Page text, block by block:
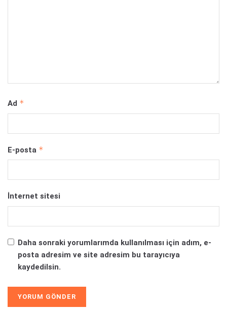
Ad *
E-posta *
İnternet sitesi
Daha sonraki yorumlarımda kullanılması için adım, e-
posta adresim ve site adresim bu tarayıcıya
kaydedilsin.